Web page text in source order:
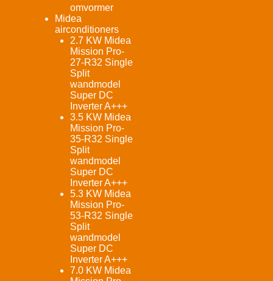
omvormer
Midea
airconditioners
2.7 KW Midea
Mission Pro-
27-R32 Single
Split
wandmodel
Super DC
Inverter A+++
3.5 KW Midea
Mission Pro-
35-R32 Single
Split
wandmodel
Super DC
Inverter A+++
5.3 KW Midea
Mission Pro-
53-R32 Single
Split
wandmodel
Super DC
Inverter A+++
7.0 KW Midea